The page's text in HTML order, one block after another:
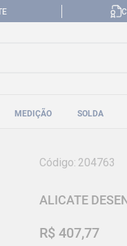
MEDIÇÃO SOLDA
Código: 204763
ALICATE
R$ 407,77